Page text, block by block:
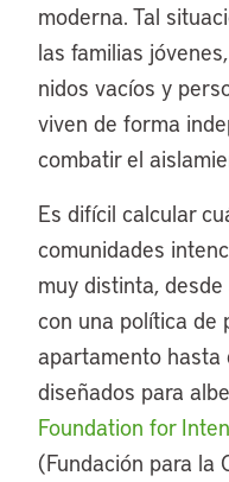
moderna. Tal
las familias
nidos vacíos y
viven de forma
combatir el
Es difícil calcular
comunidades
muy distinta,
con una política de
apartamento hasta
diseñados para
Foundation for
(Fundación para la